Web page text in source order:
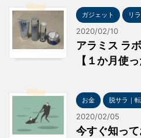
ガジェット リ
2020/02/10
アラミス ラ
【１か月使
お金 脱サラ｜
2020/02/05
今すぐ知っ